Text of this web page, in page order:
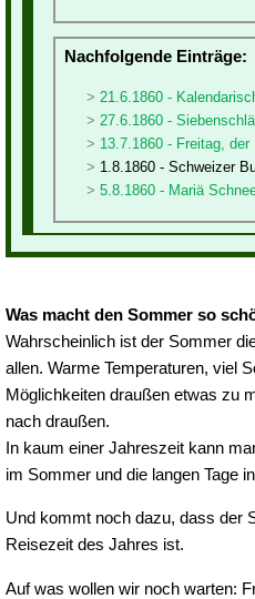
Nachfolgende Einträge:
21.6.1860 -
27.6.1860 -
13.7.1860 - Freitag, der
1.8.1860 - Schweizer
5.8.1860 - Mariä
Was macht den Sommer so
Wahrscheinlich ist der Sommer
allen. Warme Temperaturen, viel
Möglichkeiten draußen etwas zu
nach draußen.
In kaum einer Jahreszeit kann
im Sommer und die langen Tage
Und kommt noch dazu, dass der
Reisezeit des Jahres ist.
Auf was wollen wir noch warten: